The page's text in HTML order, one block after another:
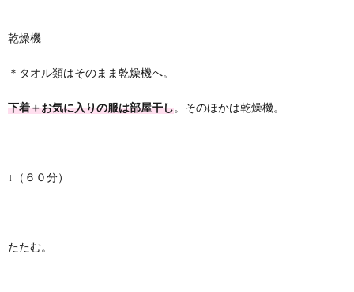
乾燥機
＊タオル類はそのまま乾燥機へ。
下着＋お気に入りの服は部屋干し。そのほかは乾燥機。
↓（６０分）
たたむ。